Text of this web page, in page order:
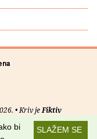
• Kriv jeFiktiv
•RSS kanaliSLAŽEM SE
bi